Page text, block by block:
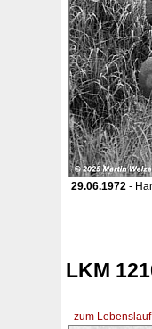
29.06.1972-
LKM
zum